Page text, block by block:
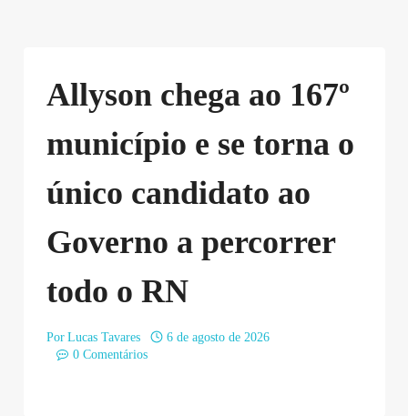
Allyson chega ao 167º
município e se torna o
único candidato ao
Governo a percorrer
todo o RN
Por Lucas Tavares
6 de agosto de 2026
0 Comentários